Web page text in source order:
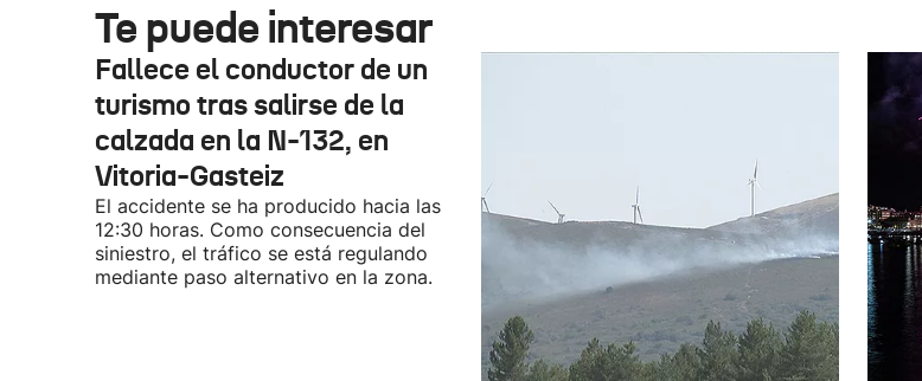
Te puede interesar
Fallece el conductor de un
turismo tras salirse de la
calzada en la N-132, en
Vitoria-Gasteiz
El accidente se ha producido hacia las
12:30 horas. Como consecuencia del
siniestro, el tráfico se está regulando
mediante paso alternativo en la zona.